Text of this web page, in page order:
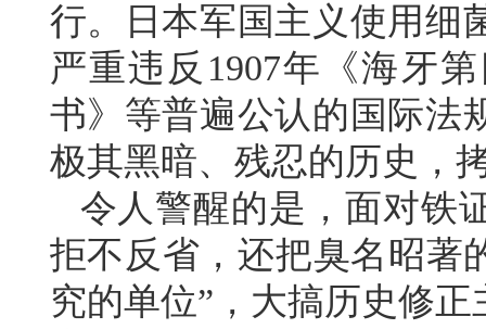
行。日本军国主义使用细
严重违反1907年《海牙
书》等普遍公认的国际法
极其黑暗、残忍的历史，
令人警醒的是，面对铁
拒不反省，还把臭名昭著
究的单位”，大搞历史修